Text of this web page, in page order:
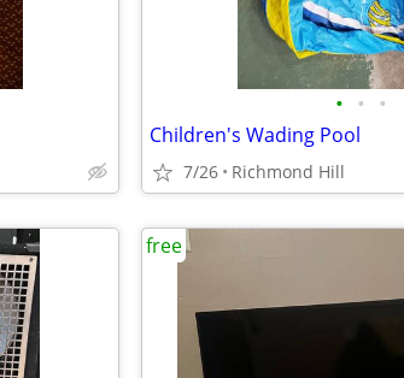
• • •
Children's Wading Pool
7/26 Richmond Hill
free